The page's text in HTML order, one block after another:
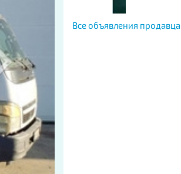
Все объявления продавца